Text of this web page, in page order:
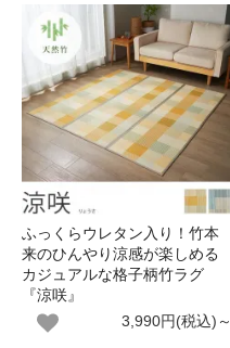
ふっくらウレタン入り！竹本
来のひんやり涼感が楽しめる
カジュアルな格子柄竹ラグ
『涼咲』
3,990円(税込)～